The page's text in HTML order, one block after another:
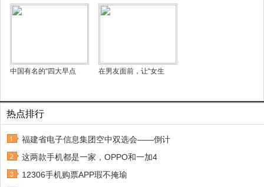
中国有名的“四大早点 在男友面前，让“女生
热点排行
福建省电子信息集团空中双选会——倒计
这两款手机都是一家，OPPO和一加4
12306手机购票APP瑕不掩瑜